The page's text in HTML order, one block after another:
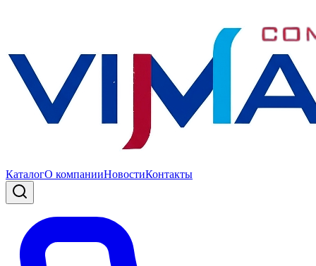
КаталогО компанииНовостиКонтакты